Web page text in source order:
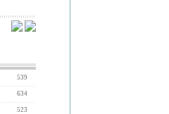
539
634
523